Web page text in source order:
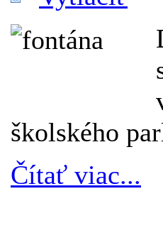
školského
Čítať viac...